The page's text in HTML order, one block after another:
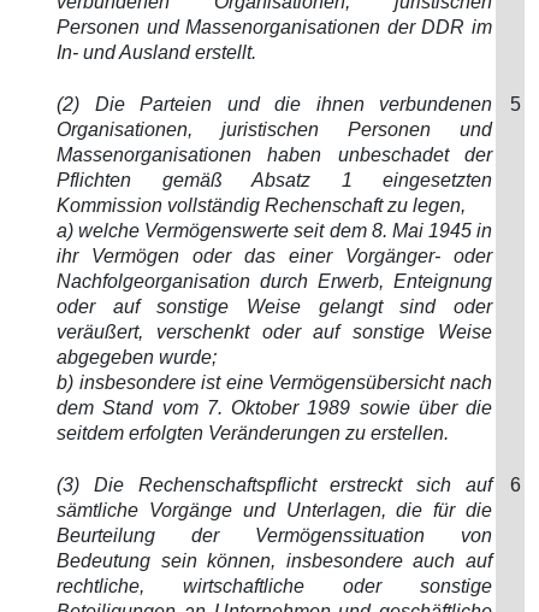
Personen und Massenorganisationen der DDR im
In- und Ausland erstellt.
(2) Die Parteien und die ihnen verbundenen
Organisationen, juristischen Personen und
Massenorganisationen haben unbeschadet der
Pflichten gemäß Absatz 1 eingesetzten
Kommission vollständig Rechenschaft zu legen,
a) welche Vermögenswerte seit dem 8. Mai 1945 in
ihr Vermögen oder das einer Vorgänger- oder
Nachfolgeorganisation durch Erwerb, Enteignung
oder auf sonstige Weise gelangt sind oder
veräußert, verschenkt oder auf sonstige Weise
abgegeben wurde;
b) insbesondere ist eine Vermögensübersicht nach
dem Stand vom 7. Oktober 1989 sowie über die
seitdem erfolgten Veränderungen zu erstellen.
5
(3) Die Rechenschaftspflicht erstreckt sich auf
sämtliche Vorgänge und Unterlagen, die für die
Beurteilung der Vermögenssituation von
Bedeutung sein können, insbesondere auch auf
rechtliche, wirtschaftliche oder sonstige
6